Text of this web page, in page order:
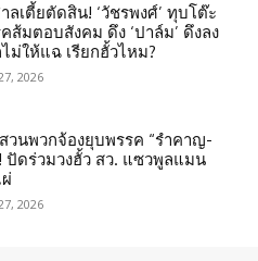
ลเตี้ยตัดสิน! ‘วัชรพงศ์’ ทุบโต๊ะ
ส้มตอบสังคม ดึง ‘ปาล์ม’ ดึงลง
ม่ให้แฉ เรียกฮั้วไหม?
2026
สวนพวกจ้องยุบพรรค “รำคาญ-
ปัดร่วมวงฮั้ว สว. แซวพูลแมน
2026